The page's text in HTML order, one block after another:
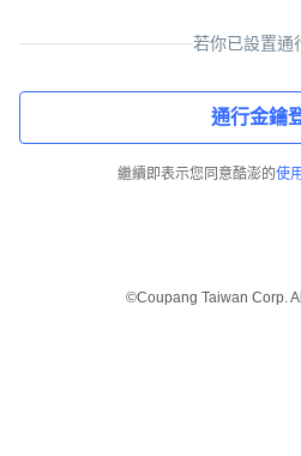
若你已設置通
通行金鑰
繼續即表示您同意酷澎的使
©Coupang Taiwan Corp.